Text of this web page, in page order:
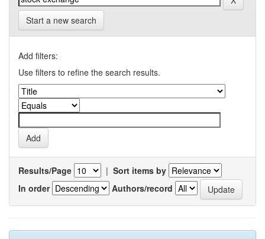
Start a new search
Add filters:
Use filters to refine the search results.
Results/Page | Sort items by
In order
Authors/record